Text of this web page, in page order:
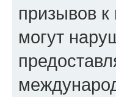
призывов
могут